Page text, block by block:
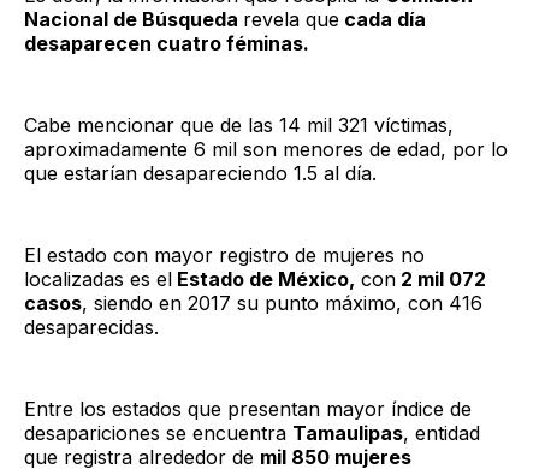
Nacional de Búsqueda revela que cada día
desaparecen cuatro féminas.
Cabe mencionar que de las 14 mil 321 víctimas,
aproximadamente 6 mil son menores de edad, por lo
que estarían desapareciendo 1.5 al día.
El estado con mayor registro de mujeres no
localizadas es el Estado de México, con 2 mil 072
casos, siendo en 2017 su punto máximo, con 416
desaparecidas.
Entre los estados que presentan mayor índice de
desapariciones se encuentra Tamaulipas, entidad
que registra alrededor de mil 850 mujeres